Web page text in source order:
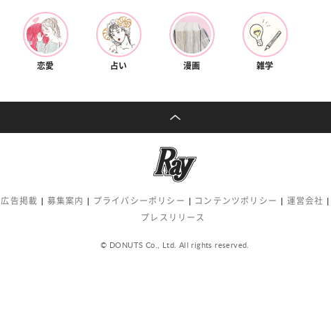
恋愛 占い 漫画 雑学
広告掲載 募集案内 プライバシーポリシー コンテンツポリシー 運営会社
プレスリリース
© DONUTS Co., Ltd. All rights reserved.